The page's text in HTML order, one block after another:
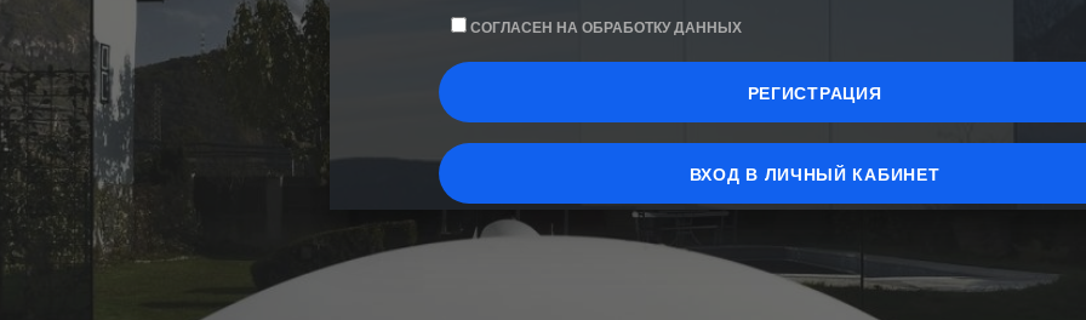
СОГЛАСЕН НА ОБРАБОТКУ ДАННЫХ
ВХОД В ЛИЧНЫЙ КАБИНЕТ